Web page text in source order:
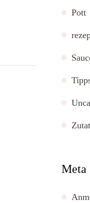
Pott
Meta